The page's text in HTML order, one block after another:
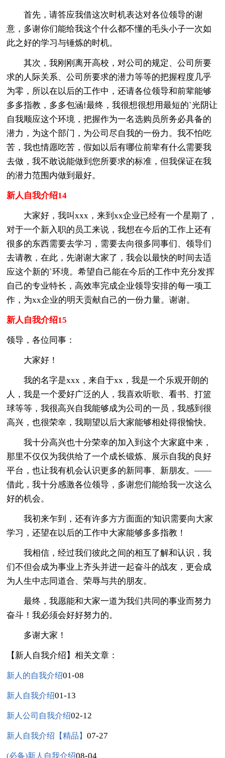
首先，请答应我借这次时机表达对各位领导的谢
意，多谢你们能给我这个什么都不懂的毛头小子一次如
此之好的学习与锤炼的时机。
其次，我刚刚离开高校，对公司的规定、公司所要
求的人际关系、公司所要求的潜力等等的把握程度几乎
为零，所以在以后的工作中，还请各位领导和前辈能够
多多指教，多多包涵!最终，我很想很想用最短的`光阴让
自我顺应这个环境，把握作为一名选购员所务必具备的
潜力，为这个部门，为公司尽自我的一份力。我不怕吃
苦，我也情愿吃苦，假如以后有哪位前辈有什么需要我
去做，我不敢说能做到您所要求的标准，但我保证在我
的潜力范围内做到最好。
新人自我介绍14
大家好，我叫xxx，来到xx企业已经有一个星期了，
对于一个新入职的员工来说，我想在今后的工作上还有
很多的东西需要去学习，需要去向很多同事们、领导们
去请教，在此，先谢谢大家了，我会以最快的时间去适
应这个新的`环境。希望自己能在今后的工作中充分发挥
自己的专业特长，高效率完成企业领导安排的每一项工
作，为xx企业的明天贡献自己的一份力量。谢谢。
新人自我介绍15
领导，各位同事：
大家好！
我的名字是xxx，来自于xx，我是一个乐观开朗的
人，我是一个爱好广泛的人，我喜欢听歌、看书、打篮
球等等，我很高兴自我能够成为公司的一员，我感到很
高兴，也很荣幸，我期望以后大家能够相处得很愉快。
我十分高兴也十分荣幸的加入到这个大家庭中来，
那里不仅仅为我供给了一个成长锻炼、展示自我的良好
平台，也让我有机会认识更多的新同事、新朋友。——
借此，我十分感激各位领导，多谢您们能给我一次这么
好的机会。
我初来乍到，还有许多方方面面的'知识需要向大家
学习，还望在以后的工作中大家能够多多指教！
我相信，经过我们彼此之间的相互了解和认识，我
们不但会成为事业上齐头并进一起奋斗的战友，更会成
为人生中志同道合、荣辱与共的朋友。
最终，我愿能和大家一道为我们共同的事业而努力
奋斗！我必须会好好努力的。
多谢大家！
【新人自我介绍】相关文章：
新人的自我介绍01-08
新人自我介绍01-13
新人公司自我介绍02-12
新人自我介绍【精品】07-27
(必备)新人自我介绍08-04